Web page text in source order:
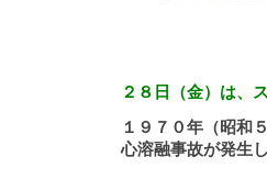
２８日（金）は、
１９７０年（昭和
心溶融事故が発生し